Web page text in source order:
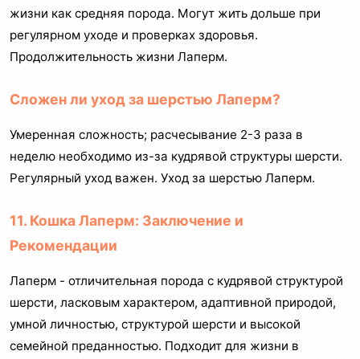
жизни как средняя порода. Могут жить дольше при
регулярном уходе и проверках здоровья.
Продолжительность жизни Лаперм.
Сложен ли уход за шерстью Лаперм?
Умеренная сложность; расчесывание 2-3 раза в
неделю необходимо из-за кудрявой структуры шерсти.
Регулярный уход важен. Уход за шерстью Лаперм.
11. Кошка Лаперм: Заключение и
Рекомендации
Лаперм - отличительная порода с кудрявой структурой
шерсти, ласковым характером, адаптивной природой,
умной личностью, структурой шерсти и высокой
семейной преданностью. Подходит для жизни в